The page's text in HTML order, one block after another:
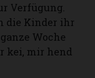
Verfügung.
die Kinder ihr
Woche
kei, mir hend